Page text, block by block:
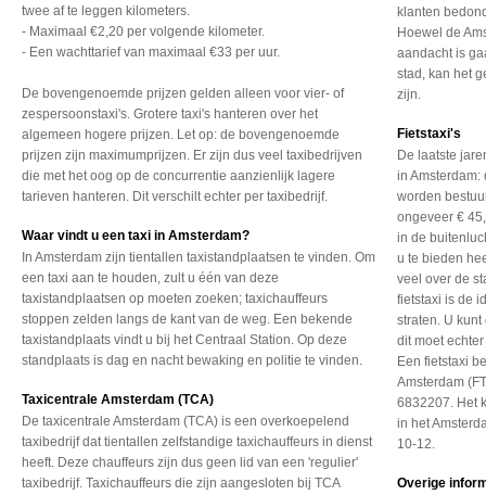
twee af te leggen kilometers.
- Maximaal €2,20 per volgende kilometer.
- Een wachttarief van maximaal €33 per uur.
De bovengenoemde prijzen gelden alleen voor vier- of
zespersoonstaxi's. Grotere taxi's hanteren over het
algemeen hogere prijzen. Let op: de bovengenoemde
prijzen zijn maximumprijzen. Er zijn dus veel taxibedrijven
die met het oog op de concurrentie aanzienlijk lagere
tarieven hanteren. Dit verschilt echter per taxibedrijf.
Waar vindt u een taxi in Amsterdam?
In Amsterdam zijn tientallen taxistandplaatsen te vinden. Om
een taxi aan te houden, zult u één van deze
taxistandplaatsen op moeten zoeken; taxichauffeurs
stoppen zelden langs de kant van de weg. Een bekende
taxistandplaats vindt u bij het Centraal Station. Op deze
standplaats is dag en nacht bewaking en politie te vinden.
Taxicentrale Amsterdam (TCA)
De taxicentrale Amsterdam (TCA) is een overkoepelend
taxibedrijf dat tientallen zelfstandige taxichauffeurs in dienst
heeft. Deze chauffeurs zijn dus geen lid van een 'regulier'
taxibedrijf. Taxichauffeurs die zijn aangesloten bij TCA
klanten
Hoewel de
aandacht is
stad, kan het
zijn.
Fietstaxi's
De laatste
in
worden
ongeveer €
in de
u te bieden
veel over de
fietstaxi is de
straten. U
dit moet
Een fietstaxi
Amsterdam
6832207. Het
in het
10-12.
Overige